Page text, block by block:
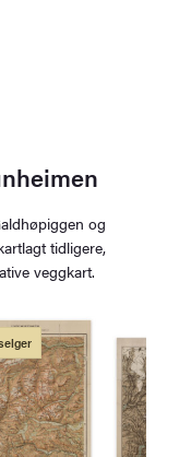
og
tidligere,
veggkart.